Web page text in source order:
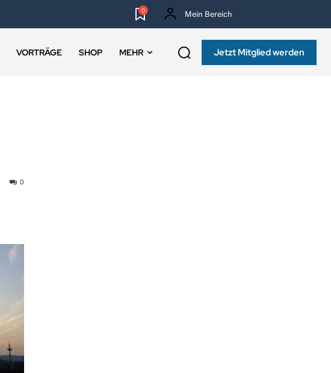
0 Mein Bereich
VORTRÄGE SHOP MEHR Jetzt Mitglied werden
0